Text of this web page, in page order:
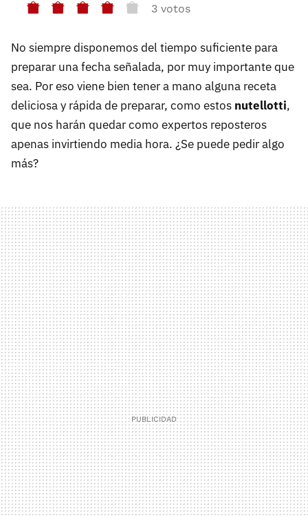
3 votos
No siempre disponemos del tiempo suficiente para
preparar una fecha señalada, por muy importante que
sea. Por eso viene bien tener a mano alguna receta
deliciosa y rápida de preparar, como estos nutellotti,
que nos harán quedar como expertos reposteros
apenas invirtiendo media hora. ¿Se puede pedir algo
más?